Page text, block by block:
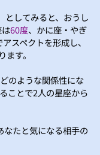
としてみると、おうし
60度、かに座・やぎ
スペクトを形成し、
ます。
のような関係性にな
ことで2人の星座から
なたと気になる相手の